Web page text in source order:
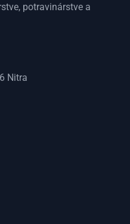
potravinárstve a
Nitra